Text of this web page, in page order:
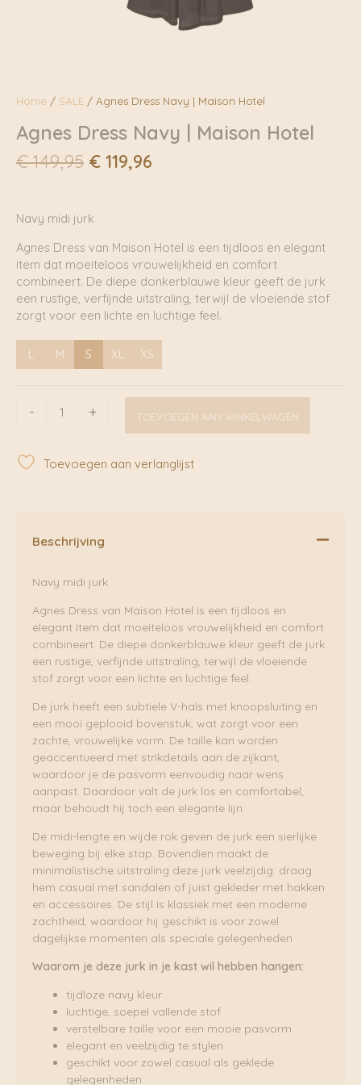
Home / SALE / Agnes Dress Navy | Maison Hotel
Agnes Dress Navy | Maison Hotel
€149,95 Oorspronkelijke
€ 149,95.
€ 119,96
Navy midi jurk
Agnes Dress van Maison Hotel is een tijdloos en elegant
item dat moeiteloos vrouwelijkheid en comfort
combineert. De diepe donkerblauwe kleur geeft de jurk
een rustige, verfijnde uitstraling, terwijl de vloeiende stof
zorgt voor een lichte en luchtige feel.
L M S XL XS
-
Maison
+ TOEVOEGEN AAN WINKELWAGEN
Toevoegen aan verlanglijst
Beschrijving
Navy midi jurk
Agnes Dress van Maison Hotel is een tijdloos en
elegant item dat moeiteloos vrouwelijkheid en comfort
combineert. De diepe donkerblauwe kleur geeft de jurk
een rustige, verfijnde uitstraling, terwijl de vloeiende
stof zorgt voor een lichte en luchtige feel.
De jurk heeft een subtiele V-hals met knoopsluiting en
een mooi geplooid bovenstuk, wat zorgt voor een
zachte, vrouwelijke vorm. De taille kan worden
geaccentueerd met strikdetails aan de zijkant,
waardoor je de pasvorm eenvoudig naar wens
aanpast. Daardoor valt de jurk los en comfortabel,
maar behoudt hij toch een elegante lijn.
De midi-lengte en wijde rok geven de jurk een sierlijke
beweging bij elke stap. Bovendien maakt de
minimalistische uitstraling deze jurk veelzijdig: draag
hem casual met sandalen of juist gekleder met hakken
en accessoires. De stijl is klassiek met een moderne
zachtheid, waardoor hij geschikt is voor zowel
dagelijkse momenten als speciale gelegenheden
Waarom je deze jurk in je kast wil hebben hangen:
tijdloze navy kleur
luchtige, soepel vallende stof
verstelbare taille voor een mooie pasvorm
elegant en veelzijdig te stylen
geschikt voor zowel casual als geklede
gelegenheden